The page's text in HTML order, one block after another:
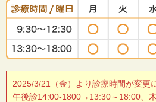
2025/3/21（金）より診療時間が変更
午後診14:00-1800→13:30～18:00、木